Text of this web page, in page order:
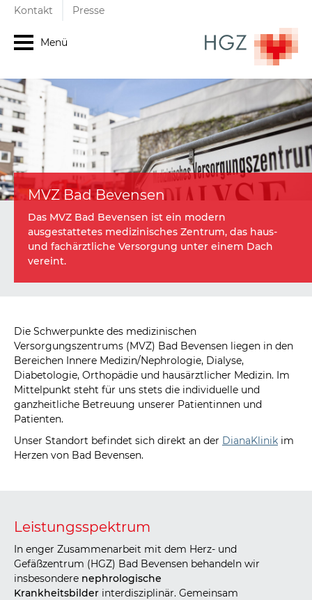
Kontakt Presse
Menü
MVZ Bad Bevensen
Das MVZ Bad Bevensen ist ein modern
ausgestattetes medizinisches Zentrum, das haus-
und fachärztliche Versorgung unter einem Dach
vereint.
Die Schwerpunkte des medizinischen
Versorgungszentrums (MVZ) Bad Bevensen liegen in den
Bereichen Innere Medizin/Nephrologie, Dialyse,
Diabetologie, Orthopädie und hausärztlicher Medizin. Im
Mittelpunkt steht für uns stets die individuelle und
ganzheitliche Betreuung unserer Patientinnen und
Patienten.
Unser Standort befindet sich direkt an der DianaKlinik im
Herzen von Bad Bevensen.
Leistungsspektrum
In enger Zusammenarbeit mit dem Herz- und
Gefäßzentrum (HGZ) Bad Bevensen behandeln wir
insbesondere nephrologische
Krankheitsbilder interdisziplinär. Gemeinsam